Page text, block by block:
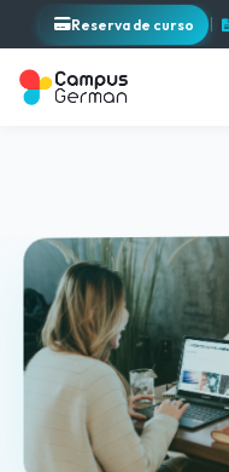
Reserva de curso